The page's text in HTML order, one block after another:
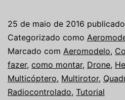
25 de maio de 2016 publicado
Categorizado como
Marcado com Aeromodelo,
fazer, como montar, Drone,
Multicóptero, Multirotor,
Radiocontrolado, Tutorial